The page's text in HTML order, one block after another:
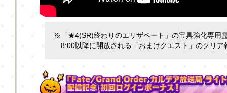
※「★4(SR)終わりのエリザベート」の宝具強化専用
8:00以降に開放される「おまけクエスト」のクリ